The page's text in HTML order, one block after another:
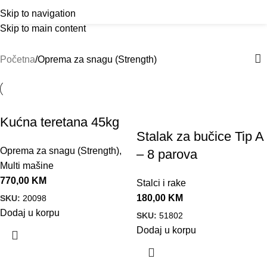
Skip to navigation
Skip to main content
Outlet
Menu
Oprema za snagu (Strength)
Početna Oprema za snagu (Strength)
Kućna teretana 45kg
Oprema za snagu (Strength),
Multi mašine
770,00 KM
SKU: 20098
Dodaj u korpu
Stalak za bučice Tip A
– 8 parova
Stalci i rake
180,00 KM
SKU: 51802
Dodaj u korpu